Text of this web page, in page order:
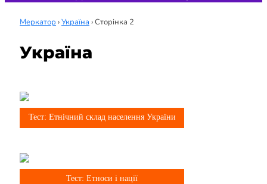
Меркатор ›Україна ›Сторінка 2
Україна
8 клас
Тест: Етнічний склад населення України
8 клас
Тест: Етноси і нації